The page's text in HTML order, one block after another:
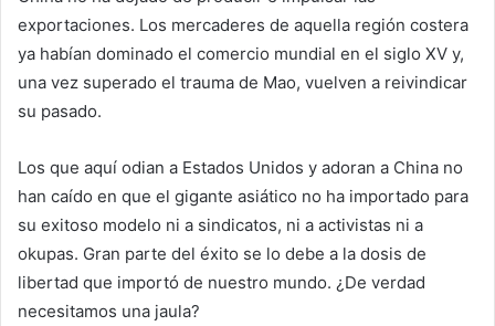
exportaciones. Los mercaderes de aquella región costera
ya habían dominado el comercio mundial en el siglo XV y,
una vez superado el trauma de Mao, vuelven a reivindicar
su pasado.
Los que aquí odian a Estados Unidos y adoran a China no
han caído en que el gigante asiático no ha importado para
su exitoso modelo ni a sindicatos, ni a activistas ni a
okupas. Gran parte del éxito se lo debe a la dosis de
libertad que importó de nuestro mundo. ¿De verdad
necesitamos una jaula?